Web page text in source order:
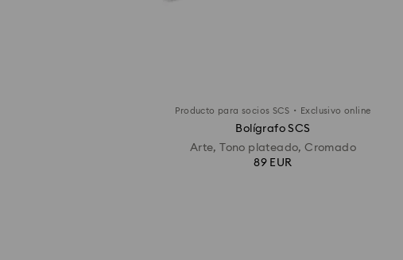
Producto para socios SCS · Exclusivo online
Bolígrafo SCS
Arte, Tono plateado, Cromado
89 EUR